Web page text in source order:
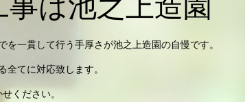
一貫して行う手厚さが池之上造園の自慢です。
てに対応致します。
ください。